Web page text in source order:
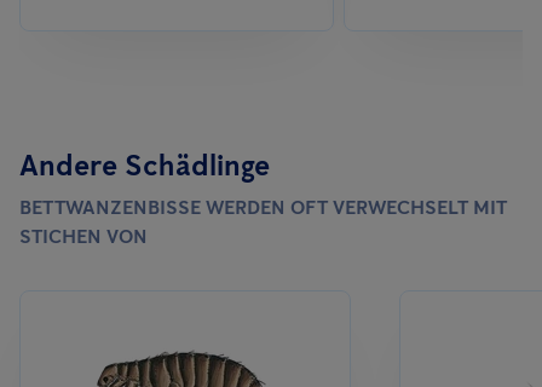
Andere Schädlinge
BETTWANZENBISSE WERDEN OFT VERWECHSELT MIT
STICHEN VON